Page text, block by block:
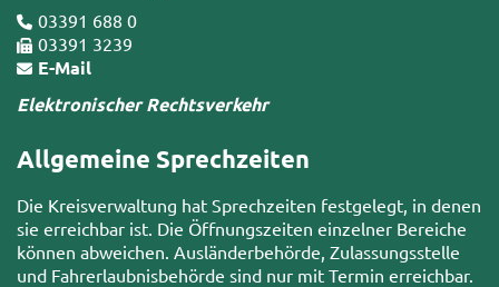
03391 688 0
03391 3239
E-Mail
Elektronischer Rechtsverkehr
Allgemeine Sprechzeiten
Die Kreisverwaltung hat Sprechzeiten festgelegt, in denen
sie erreichbar ist. Die Öffnungszeiten einzelner Bereiche
können abweichen. Ausländerbehörde, Zulassungsstelle
und Fahrerlaubnisbehörde sind nur mit Termin erreichbar.